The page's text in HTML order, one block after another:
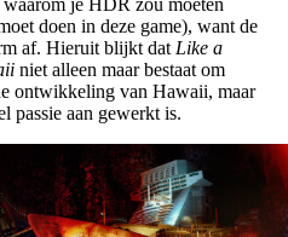
doen in deze game), want de
af. Hieruit blijkt dat Like a
niet alleen maar bestaat om
ontwikkeling van Hawaii, maar
passie aan gewerkt is.